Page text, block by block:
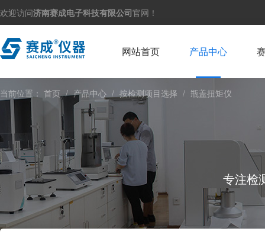
欢迎访问济南赛成电子科技有限公司官网！
网站首页 产品中心
当前位置： 首页 / 产品中心 / 按检测项目选择 / 瓶盖扭矩仪
专注检